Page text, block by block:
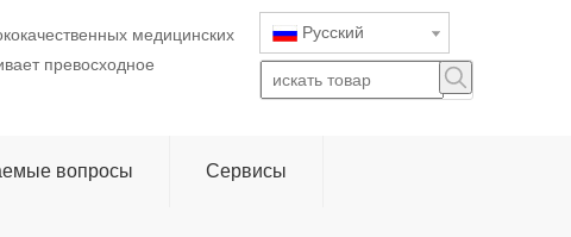
медицинских
превосходное
Pусский
вопросы Сервисы